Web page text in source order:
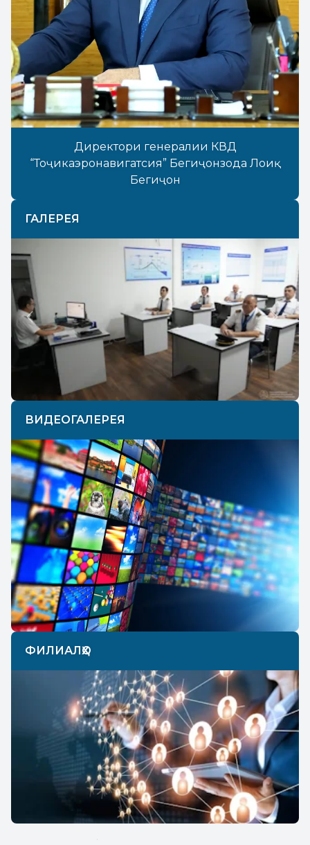
Директори генералии КВД
“Тоҷикаэронавигатсия” Бегиҷонзода Лоиқ
Бегиҷон
ГАЛЕРЕЯ
Previous Next
ВИДЕОГАЛЕРЕЯ
ФИЛИАЛҲО